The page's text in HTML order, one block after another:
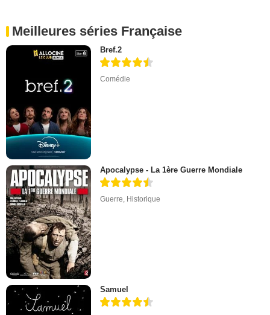
Meilleures séries Française
Bref.2
Comédie
Apocalypse - La 1ère Guerre Mondiale
Guerre Historique
Samuel